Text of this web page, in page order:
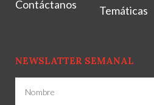
Contáctanos
Temáticas
NEWSLATTER SEMANAL